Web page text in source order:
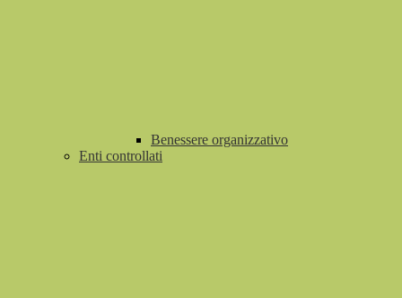
Benessere organizzativo
Enti controllati